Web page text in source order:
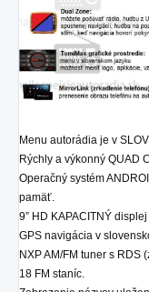
Menu autorádia je v
Rýchly a výkonný QUAD
Operačný systém
pamäť.
9” HD KAPACITNÝ
GPS navigácia v
NXP AM/FM tuner s RDS
18 FM staníc.